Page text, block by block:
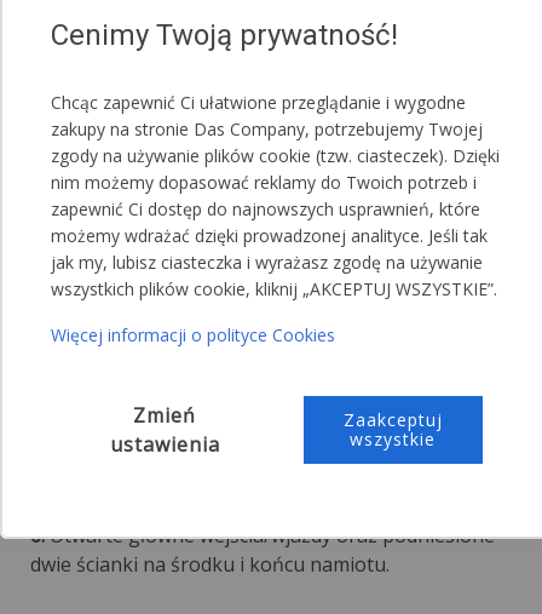
Zamknięte główne wejścia/wjazdy oraz odpięta
jedna ścianka na środku namiotu.
Zamknięte główne wejścia/wjazdy oraz odpięte dwie
ścianki na środku namiotu.
Otwarte główne wejścia/wjazdy oraz odpięte
wszystkie ścianki z jednego boku namiotu.
Zdemontowane główne wejścia/wjazdy oraz
wszystkie ścianki namiotu.
UWAGA!
Zamknięte główne wejścia/wjazdy oraz podniesiona
6.Otwarte główne wejścia/wjazdy oraz podniesione
dwie ścianki na środku i końcu namiotu.
Cenimy Twoją prywatność!
Chcąc zapewnić Ci ułatwione przeglądanie i wygodne
zakupy na stronie Das Company, potrzebujemy Twojej
zgody na używanie plików cookie (tzw. ciasteczek). Dzięki
nim możemy dopasować reklamy do Twoich potrzeb i
zapewnić Ci dostęp do najnowszych usprawnień, które
możemy wdrażać dzięki prowadzonej analityce. Jeśli tak
jak my, lubisz ciasteczka i wyrażasz zgodę na używanie
wszystkich plików cookie, kliknij „AKCEPTUJ WSZYSTKIE”.
Więcej informacji o polityce Cookies
Zmień
ustawienia
Zaakceptuj
wszystkie